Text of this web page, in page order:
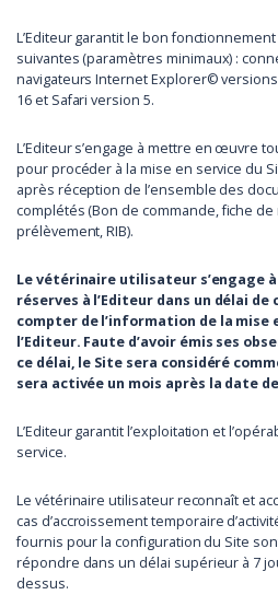
L’Editeur garantit le bon
suivantes (paramètres minimaux) :
navigateurs Internet Explorer©
16 et Safari version 5.
L’Editeur s’engage à mettre en œuvre
pour procéder à la mise en service du
après réception de l’ensemble des
complétés (Bon de commande, fiche
prélèvement, RIB).
Le vétérinaire utilisateur s’engage
réserves à l’Editeur dans un délai de
compter de l’information de la mise
l’Editeur. Faute d’avoir émis ses
ce délai, le Site sera considéré
sera activée un mois après la date
L’Editeur garantit l’exploitation et
service.
Le vétérinaire utilisateur reconnaît et
cas d’accroissement temporaire
fournis pour la configuration du Site
répondre dans un délai supérieur à 7
dessus.